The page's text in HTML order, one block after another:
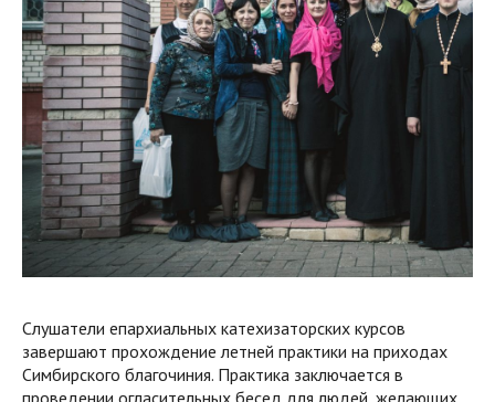
Слушатели епархиальных катехизаторских курсов
завершают прохождение летней практики на приходах
Симбирского благочиния. Практика заключается в